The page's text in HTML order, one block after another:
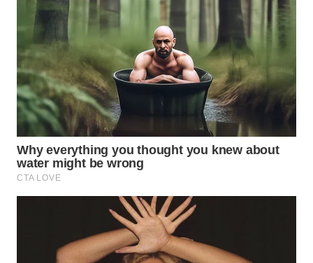
KUNINGAN
WN
MAJALENGKA
SUBANG
WN
SUKABUMI
PURWAKARTA